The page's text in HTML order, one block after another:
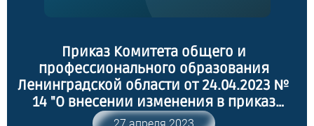
Приказ Комитета общего и
профессионального образования
Ленинградской области от 24.04.2023 №
14 "О внесении изменения в приказ
комитета общего и профессионального
27 апреля 2023